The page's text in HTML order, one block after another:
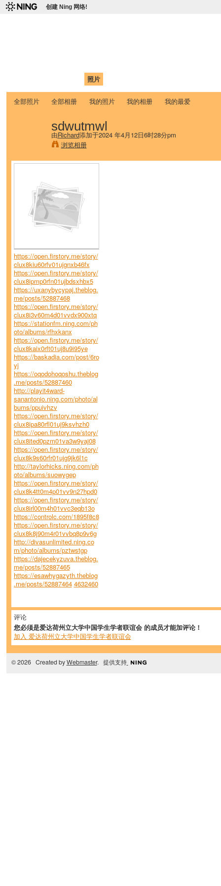
创建 Ning 网络!
照片
全部照片 全部相册 我的照片 我的相册 我的最爱
sdwutmwl
由Richard添加于2024 年4月12日6时28分pm
浏览相册
https://open.firstory.me/story/
clux8kiu60rfv01ujgnxb46fx
https://open.firstory.me/story/
clux8ipmp0rfn01ujbdsxhbx5
https://uxanybycypaj.theblog.
me/posts/52887468
https://open.firstory.me/story/
clux8i3v60m4d01vvdx900xtq
https://stationfm.ning.com/ph
oto/albums/rfhxkanx
https://open.firstory.me/story/
clux8kaix0rft01uj8u9i95ye
https://baskadia.com/post/6ro
yj
https://oqodohoqoshu.theblog
.me/posts/52887460
http://playit4ward-
sanantonio.ning.com/photo/al
bums/ppuivhzv
https://open.firstory.me/story/
clux8ipa80rfl01uj9ksvhzh0
https://open.firstory.me/story/
clux8ited0pzm01va3w9yaj08
https://open.firstory.me/story/
clux8k9s60rfr01ujg9jk6l1c
http://taylorhicks.ning.com/ph
oto/albums/suowygep
https://open.firstory.me/story/
clux8k4tt0m4p01vv9n27hpd0
https://open.firstory.me/story/
clux8irl00m4h01vvc3eqb13o
https://controlc.com/1895f8c8
https://open.firstory.me/story/
clux8k8j90m4r01vvbq8p9v6g
http://divasunlimited.ning.co
m/photo/albums/pztwstgp
https://dajecekyzuva.theblog.
me/posts/52887465
https://esawhygazyth.theblog
.me/posts/52887464 4632460
评论
您必须是爱达荷州立大学中国学生学者联谊会 的成员才能加评论！
加入 爱达荷州立大学中国学生学者联谊会
© 2026 Created byWebmaster. 提供支持